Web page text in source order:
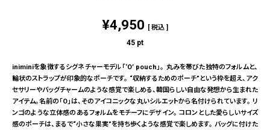
¥4,950 税込
45 pt
iniminiを象徴するシグネチャーモデル「‘O’ pouch」。 丸みを帯びた独特のフォルムと、
輪状のストラップが印象的なポーチです。 “収納するためのポーチ”という枠を超え、アク
セサリーやバッグチャームのような感覚で楽しめる、韓国らしい自由な発想から生まれた
アイテム。名前の「O」は、そのアイコニックな丸いシルエットから名付けられています。 リ
ンゴのような立体感のあるフォルムをモチーフにデザイン。 コロンとした愛らしいサイズ
感のポーチは、まるで“小さな果実”を持ち歩くような感覚で楽しめます。 バッグに付けた